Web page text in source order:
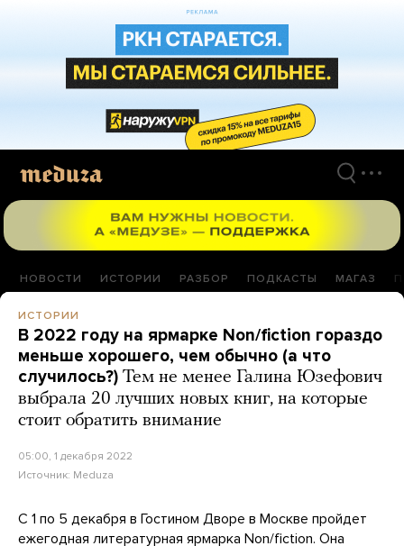
НОВОСТИ ИСТОРИИ РАЗБОР ПОДКАСТЫ МАГАЗ
ИСТОРИИ
В 2022 году на ярмарке Non/fiction гораздо
меньше хорошего, чем обычно (а что
случилось?) Тем не менее Галина Юзефович
выбрала 20 лучших новых книг, на которые
стоит обратить внимание
05:00, 1 декабря 2022
Источник: Meduza
С 1 по 5 декабря в Гостином Дворе в Москве пройдет
ежегодная литературная ярмарка Non/fiction. Она